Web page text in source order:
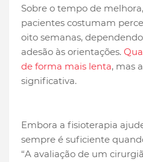
Sobre o tempo de
pacientes costumam
oito semanas,
adesão às orientações.
de forma mais lenta, mas
significativa.
Embora a fisioterapia
sempre é suficiente
“A avaliação de um